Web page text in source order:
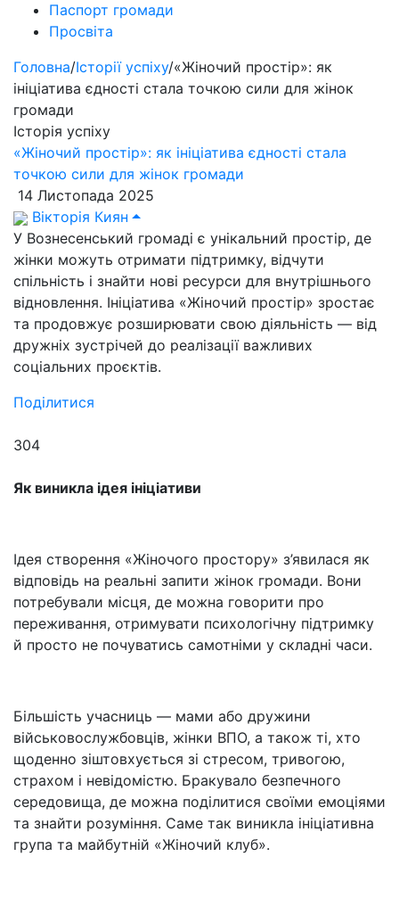
Паспорт громади
Просвіта
Головна/Історії успіху/«Жіночий простір»: як
ініціатива єдності стала точкою сили для жінок
громади
Історія успіху
«Жіночий простір»: як ініціатива єдності стала
точкою сили для жінок громади
14 Листопада 2025
Вікторія Киян
У Вознесенський громаді є унікальний простір, де
жінки можуть отримати підтримку, відчути
спільність і знайти нові ресурси для внутрішнього
відновлення. Ініціатива «Жіночий простір» зростає
та продовжує розширювати свою діяльність — від
дружніх зустрічей до реалізації важливих
соціальних проєктів.
Поділитися
304
Як виникла ідея ініціативи
Ідея створення «Жіночого простору» з’явилася як
відповідь на реальні запити жінок громади. Вони
потребували місця, де можна говорити про
переживання, отримувати психологічну підтримку
й просто не почуватись самотніми у складні часи.
Більшість учасниць — мами або дружини
військовослужбовців, жінки ВПО, а також ті, хто
щоденно зіштовхується зі стресом, тривогою,
страхом і невідомістю. Бракувало безпечного
середовища, де можна поділитися своїми емоціями
та знайти розуміння. Саме так виникла ініціативна
група та майбутній «Жіночий клуб».